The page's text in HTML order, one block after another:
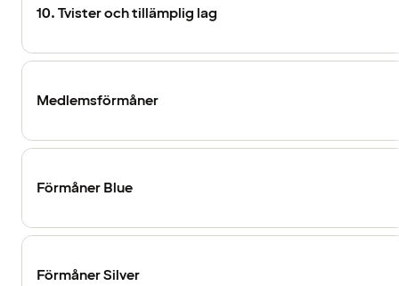
10. Tvister och tillämplig lag
Medlemsförmåner
Förmåner Blue
Förmåner Silver